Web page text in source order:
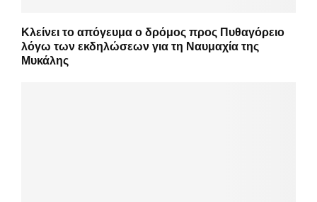
Κλείνει το απόγευμα ο δρόμος προς Πυθαγόρειο
λόγω των εκδηλώσεων για τη Ναυμαχία της
Μυκάλης